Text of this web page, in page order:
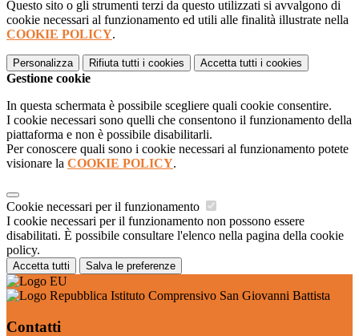
Questo sito o gli strumenti terzi da questo utilizzati si avvalgono di
cookie necessari al funzionamento ed utili alle finalità illustrate nella
COOKIE POLICY.
Personalizza Rifiuta tutti i cookies Accetta tutti i cookies
Gestione cookie
In questa schermata è possibile scegliere quali cookie consentire.
I cookie necessari sono quelli che consentono il funzionamento della
piattaforma e non è possibile disabilitarli.
Per conoscere quali sono i cookie necessari al funzionamento potete
visionare la COOKIE POLICY.
Cookie necessari per il funzionamento
I cookie necessari per il funzionamento non possono essere
disabilitati. È possibile consultare l'elenco nella pagina della cookie
policy.
Accetta tutti Salva le preferenze
Istituto Comprensivo San Giovanni Battista
Contatti